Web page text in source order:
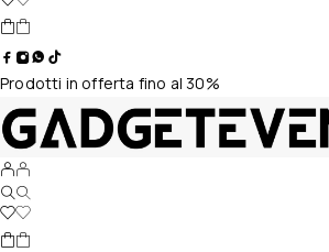
Prodotti in offerta fino al 30%